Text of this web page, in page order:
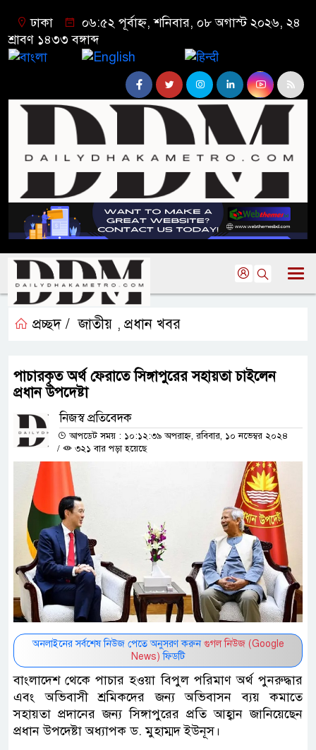
ঢাকা
০৬:৫২ পূর্বাহ্ন, শনিবার, ০৮ অগাস্ট ২০২৬, ২৪
শ্রাবণ ১৪৩৩ বঙ্গাব্দ
প্রচ্ছদ / জাতীয় , প্রধান খবর
পাচারকৃত অর্থ ফেরাতে সিঙ্গাপুরের সহায়তা চাইলেন
প্রধান উপদেষ্টা
নিজস্ব প্রতিবেদক
আপডেট সময় : ১০:১২:৩৯ অপরাহ্ন, রবিবার, ১০ নভেম্বর ২০২৪
/
৩২১ বার পড়া হয়েছে
অনলাইনের সর্বশেষ নিউজ পেতে অনুসরণ করুন গুগল নিউজ (Google
News) ফিডটি
বাংলাদেশ থেকে পাচার হওয়া বিপুল পরিমাণ অর্থ পুনরুদ্ধার
এবং অভিবাসী শ্রমিকদের জন্য অভিবাসন ব্যয় কমাতে
সহায়তা প্রদানের জন্য সিঙ্গাপুরের প্রতি আহ্বান জানিয়েছেন
প্রধান উপদেষ্টা অধ্যাপক ড. মুহাম্মদ ইউনূস।